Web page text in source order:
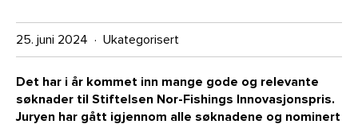
25. juni 2024 · Ukategorisert
Det har i år kommet inn mange gode og relevante
søknader til Stiftelsen Nor-Fishings Innovasjonspris.
Juryen har gått igjennom alle søknadene og nominert